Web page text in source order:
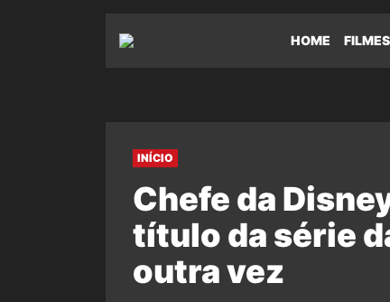
HOME FILMES
INÍCIO
Chefe da
título da série
outra vez